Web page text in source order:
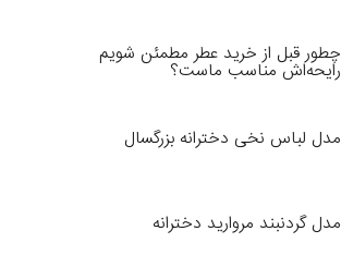
چطور قبل از خرید عطر مطمئن شویم
رایحه‌اش مناسب ماست؟
مدل لباس نخی دخترانه بزرگسال
مدل گردنبند مروارید دخترانه